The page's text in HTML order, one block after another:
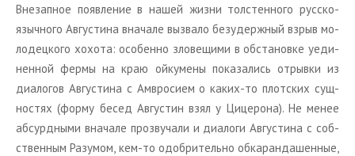
Вне­зап­ное по­яв­ле­ние в нашей жизни тол­стен­но­го рус­ско­
языч­но­го Ав­гу­сти­на вна­ча­ле вы­зва­ло без­удерж­ный взрыв мо­
ло­дец­ко­го хо­хо­та: осо­бен­но зло­ве­щи­ми в об­ста­нов­ке уеди­
нен­ной фермы на краю ой­ку­ме­ны по­ка­за­лись от­рыв­ки из
диа­ло­гов Ав­гу­сти­на с Ам­вро­си­ем о каких-то плот­ских сущ­
но­стях (форму бесед Ав­гу­стин взял у Ци­це­ро­на). Не менее
аб­сурд­ны­ми вна­ча­ле про­зву­ча­ли и диа­ло­ги Ав­гу­сти­на с соб­
ствен­ным Ра­з­умом, кем-то одоб­ри­тель­но об­ка­ран­да­шен­ные,